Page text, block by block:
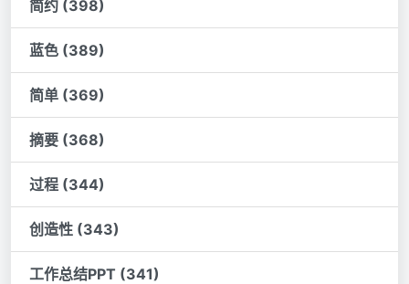
简约 (398)
蓝色 (389)
简单 (369)
摘要 (368)
过程 (344)
创造性 (343)
工作总结PPT (341)